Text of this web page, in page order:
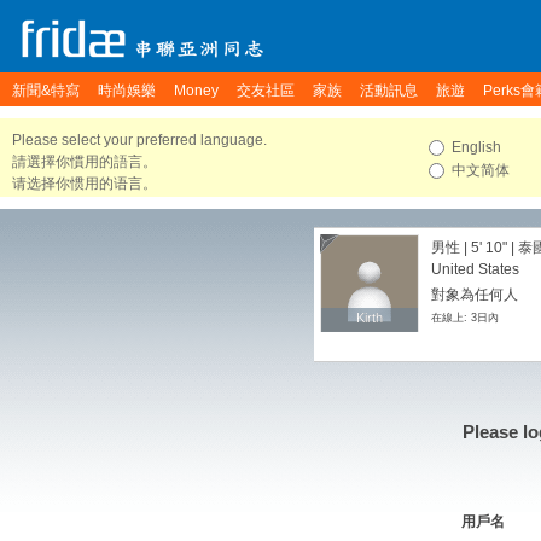
新聞&特寫 時尚娛樂 Money 交友社區 家族 活動訊息 旅遊 Perks會
Please select your preferred language.
請選擇你慣用的語言。
请选择你惯用的语言。
English
中文简体
Kirth
Kirth
男性 | 5' 10" | 泰
United States
對象為任何人
在線上: 3日內
Please
用戶名